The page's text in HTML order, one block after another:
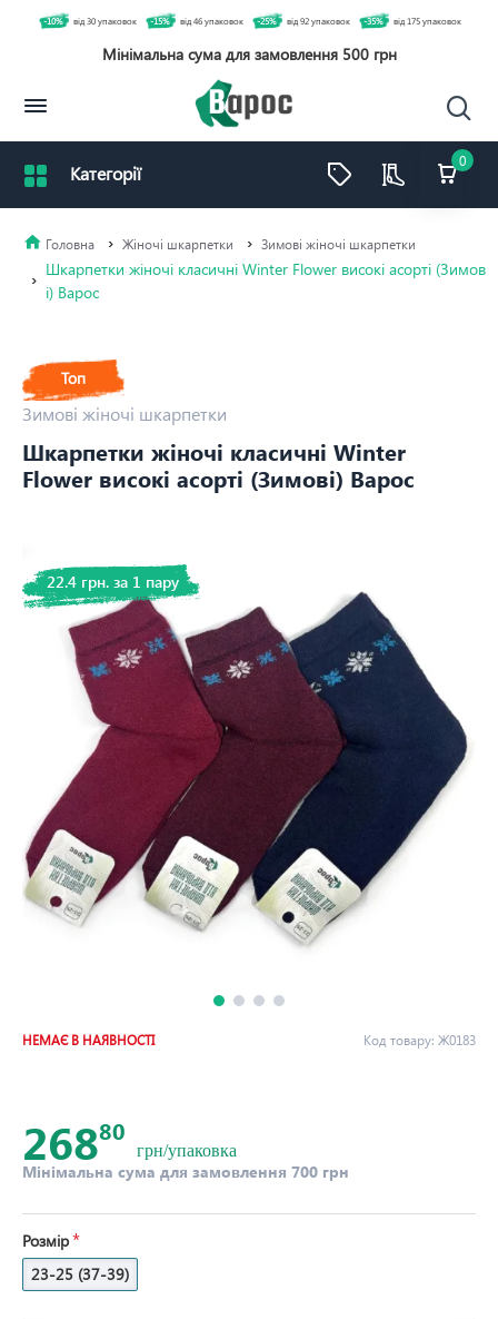
0
-10% від 30 упаковок -15% від 46 упаковок -25% від 92 упаковок -35% від 175 упаковок
Мінімальна сума для замовлення 500 грн
Жіночі шкарпетки Зимові жіночі шкарпетки
Шкарпетки жіночі класичні Winter Flower високі асорті (Зимов
і) Варос
Топ
Зимові жіночі шкарпетки
Шкарпетки жіночі класичні Winter
Flower високі асорті (Зимові) Варос
22.4 грн. за 1 пару
26880
грн/упаковка
Мінімальна сума для замовлення 700 грн
НЕМАЄ В НАЯВНОСТІ Код товару: Ж0183
Розмір
23-25 (37-39)